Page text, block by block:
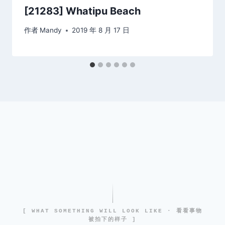
[21283] Whatipu Beach
作者 Mandy 2019 年 8 月 17 日
[ WHAT SOMETHING WILL LOOK LIKE · 看看事物
被拍下的样子 ]